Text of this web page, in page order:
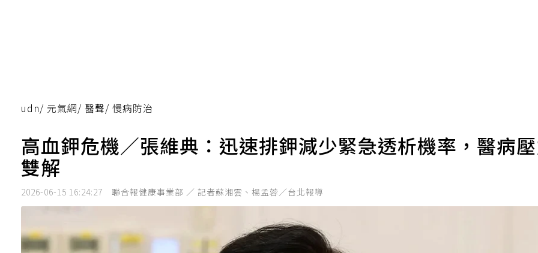
udn/ 元氣網/ 醫聲/ 慢病防治
高血鉀危機／張維典：迅速排鉀減少緊急透析機率，醫病
雙解
2026-06-15 16:24:27 聯合報健康事業部 ／ 記者蘇湘雲、楊孟蓉／台北報導